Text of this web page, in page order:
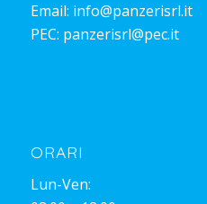
Email: info@panzerisrl.it
PEC: panzerisrl@pec.it
ORARI
Lun-Ven: